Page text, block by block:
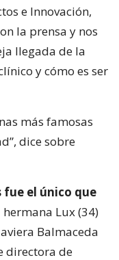
e Innovación,
la prensa y nos
llegada de la
y cómo es ser
más famosas
dice sobre
fue el único que
hermana Lux (34)
Balmaceda
directora de